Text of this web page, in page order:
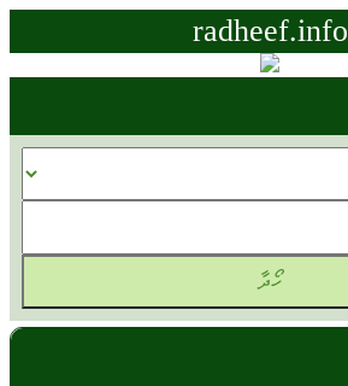
radheef.info